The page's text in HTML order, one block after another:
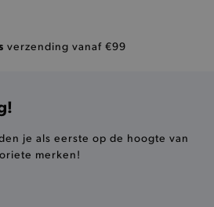
verzending vanaf €99
je als eerste op de hoogte van
merken!